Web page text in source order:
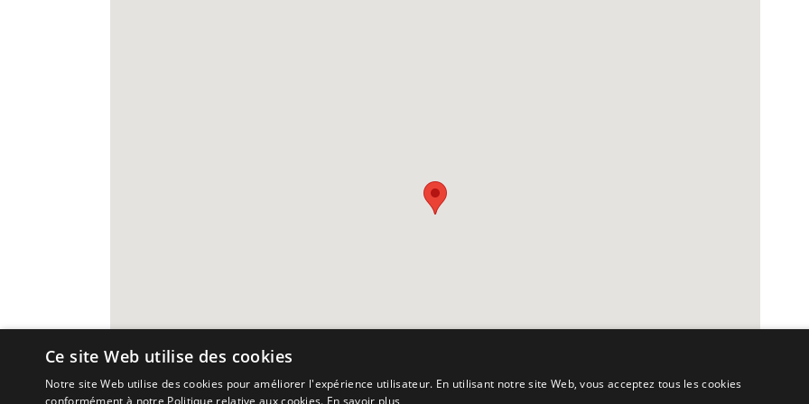
Ce site Web utilise des cookies
Notre site Web utilise des cookies pour améliorer l'expérience utilisateur. En utilisant notre site Web, vous acceptez tous les cookies
conformément à notre Politique relative aux cookies. En savoir plus